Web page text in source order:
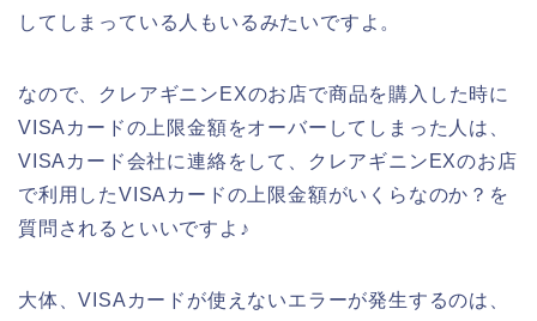
してしまっている人もいるみたいですよ。
なので、クレアギニンEXのお店で商品を購入した時に
VISAカードの上限金額をオーバーしてしまった人は、
VISAカード会社に連絡をして、クレアギニンEXのお店
で利用したVISAカードの上限金額がいくらなのか？を
質問されるといいですよ♪
大体、VISAカードが使えないエラーが発生するのは、